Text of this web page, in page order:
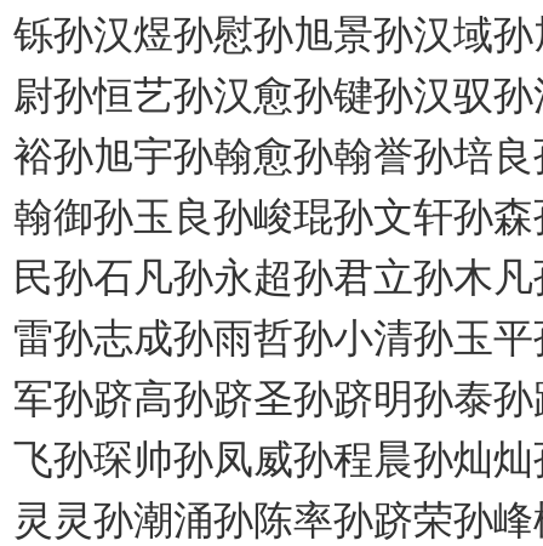
铄孙汉煜孙慰孙旭景孙汉域
尉孙恒艺孙汉愈孙键孙汉驭
裕孙旭宇孙翰愈孙翰誉孙培
翰御孙玉良孙峻琨孙文轩孙
民孙石凡孙永超孙君立孙木
雷孙志成孙雨哲孙小清孙玉
军孙跻高孙跻圣孙跻明孙泰
飞孙琛帅孙凤威孙程晨孙灿
灵灵孙潮涌孙陈率孙跻荣孙